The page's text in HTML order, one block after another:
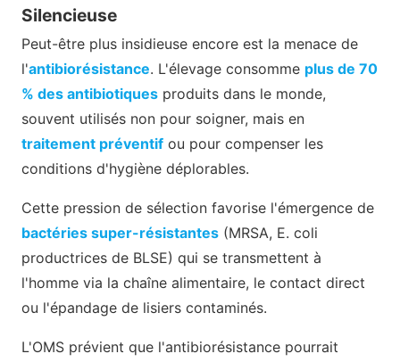
Silencieuse
Peut-être plus insidieuse encore est la menace de
l'antibiorésistance. L'élevage consomme plus de 70
% des antibiotiques produits dans le monde,
souvent utilisés non pour soigner, mais en
traitement préventif ou pour compenser les
conditions d'hygiène déplorables.
Cette pression de sélection favorise l'émergence de
bactéries super-résistantes (MRSA, E. coli
productrices de BLSE) qui se transmettent à
l'homme via la chaîne alimentaire, le contact direct
ou l'épandage de lisiers contaminés.
L'OMS prévient que l'antibiorésistance pourrait